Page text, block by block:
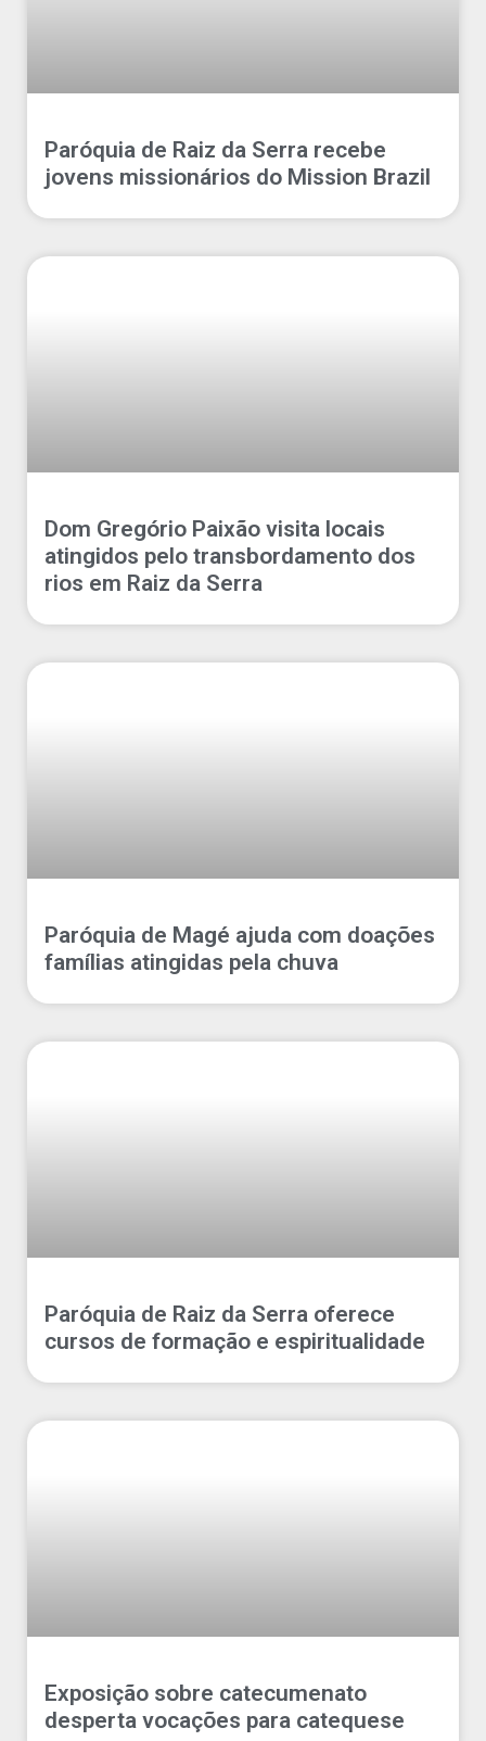
Paróquia de Raiz da Serra recebe
jovens missionários do Mission Brazil
Dom Gregório Paixão visita locais
atingidos pelo transbordamento dos
rios em Raiz da Serra
Paróquia de Magé ajuda com doações
famílias atingidas pela chuva
Paróquia de Raiz da Serra oferece
cursos de formação e espiritualidade
Exposição sobre catecumenato
desperta vocações para catequese